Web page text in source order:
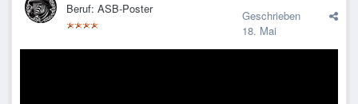
Beruf: ASB-Poster
Geschrieben
18. Mai